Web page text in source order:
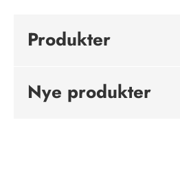
Produkter
Nye produkter